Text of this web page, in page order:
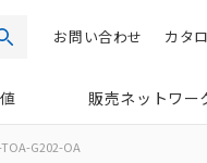
検索 カタ
お問い合わせ
販売ネットワー
G202-OA